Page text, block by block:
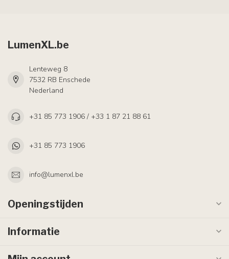
LumenXL.be
Lenteweg 8
7532 RB Enschede
Nederland
+31 85 773 1906 / +33 1 87 21 88 61
+31 85 773 1906
info@lumenxl.be
Openingstijden
Informatie